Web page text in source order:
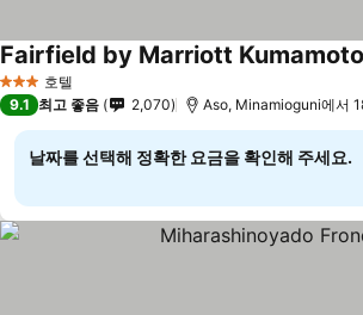
3 성급 호텔
Fairfield by Marriott
9.1 최고 좋음 2,070 Aso, Minamioguni에서
날짜를 선택해 정확한 요금을 확인해 주세요.